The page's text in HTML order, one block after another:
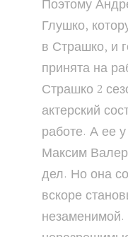
Поэтому
Глушко,
в Страшко, и
принята на
Страшко 2
актерский
работе. А ее
Максим
дел. Но она
вскоре